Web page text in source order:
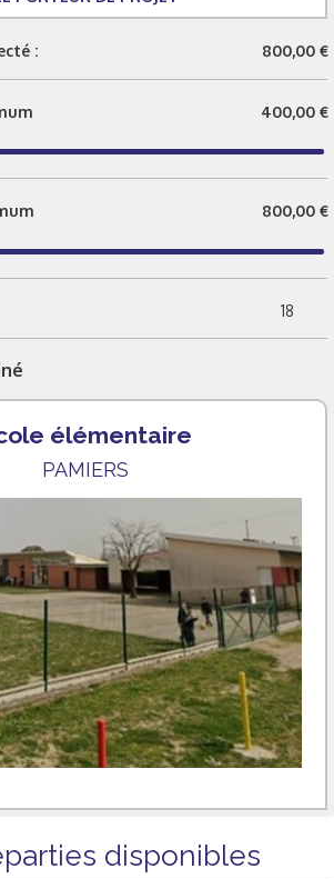
: 800,00 €
400,00 €
800,00 €
18
élémentaire
PAMIERS
disponibles